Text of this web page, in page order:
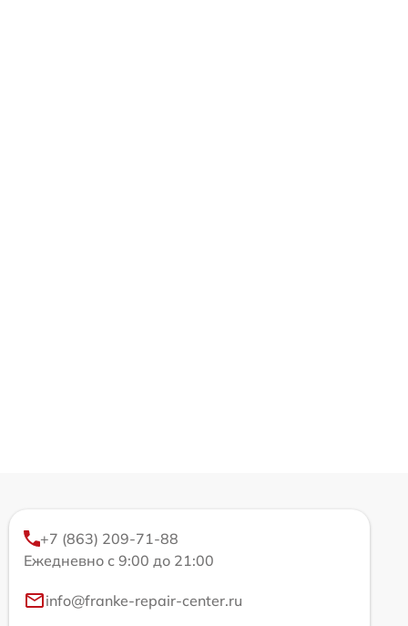
+7 (863) 209-71-88
Ежедневно с 9:00 до 21:00
info@franke-repair-center.ru